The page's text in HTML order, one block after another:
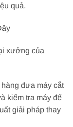
quả.
xưởng của
đưa máy cắt
kiểm tra máy để
giải pháp thay